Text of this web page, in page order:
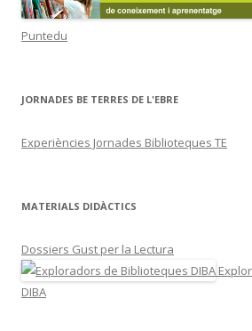
Puntedu
JORNADES BE TERRES DE L'EBRE
Experiències Jornades Biblioteques TE
MATERIALS DIDÀCTICS
Dossiers Gust per la Lectura
DIBA